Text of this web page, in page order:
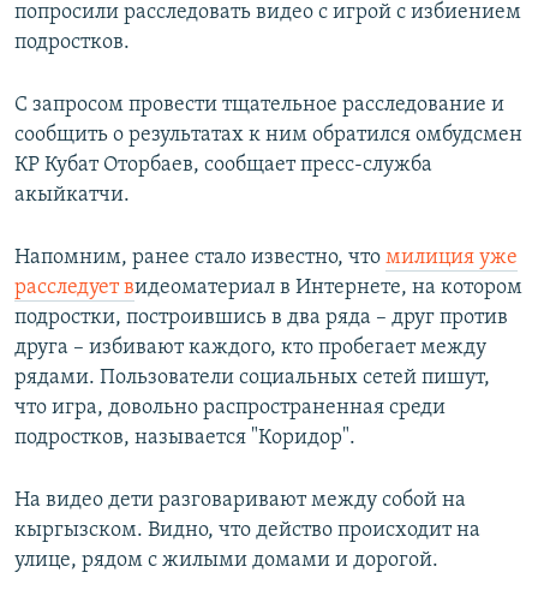
попросили расследовать видео с игрой с избиением
подростков.
С запросом провести тщательное расследование и
сообщить о результатах к ним обратился омбудсмен
КР Кубат Оторбаев, сообщает пресс-служба
акыйкатчи.
Напомним, ранее стало известно, что милиция уже
расследует видеоматериал в Интернете, на котором
подростки, построившись в два ряда – друг против
друга – избивают каждого, кто пробегает между
рядами. Пользователи социальных сетей пишут,
что игра, довольно распространенная среди
подростков, называется "Коридор".
На видео дети разговаривают между собой на
кыргызском. Видно, что действо происходит на
улице, рядом с жилыми домами и дорогой.